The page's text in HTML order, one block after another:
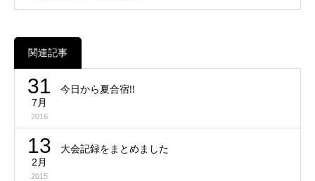
関連記事
31
7月
2016
今日から夏合宿!!
13
2月
2015
大会記録をまとめました